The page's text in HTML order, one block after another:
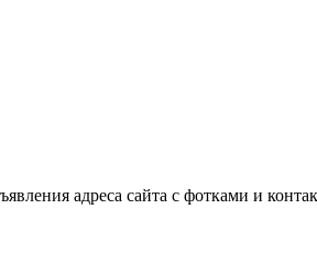
адреса сайта с фотками и